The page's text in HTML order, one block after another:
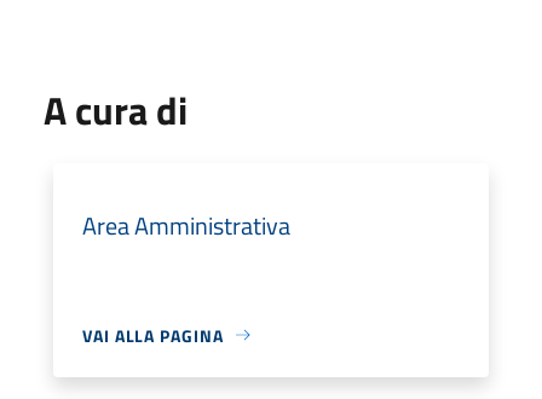
A cura di
Area Amministrativa
VAI ALLA PAGINA